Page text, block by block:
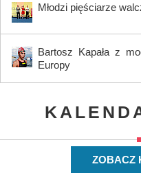
Młodzi pięściarze
Bartosz Kapała z
Europy
ZOBACZ